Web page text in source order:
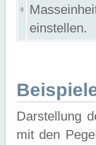
8
einstellen.
Darstellung
mit den